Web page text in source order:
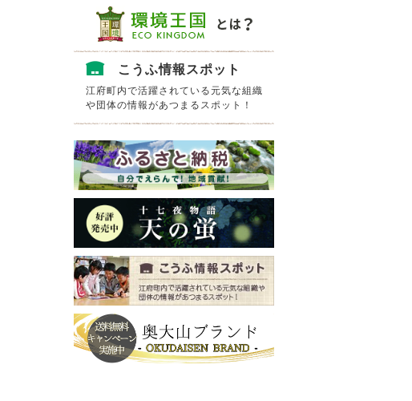
こうふ情報スポット
江府町内で活躍されている元気な組織
や団体の情報があつまるスポット！